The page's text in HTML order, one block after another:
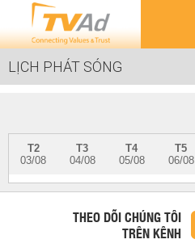
LỊCH PHÁT SÓNG
T2
03/08
T3
04/08
T4
05/08
T5
06/08
THEO DÕI CHÚNG TÔI
TRÊN KÊNH